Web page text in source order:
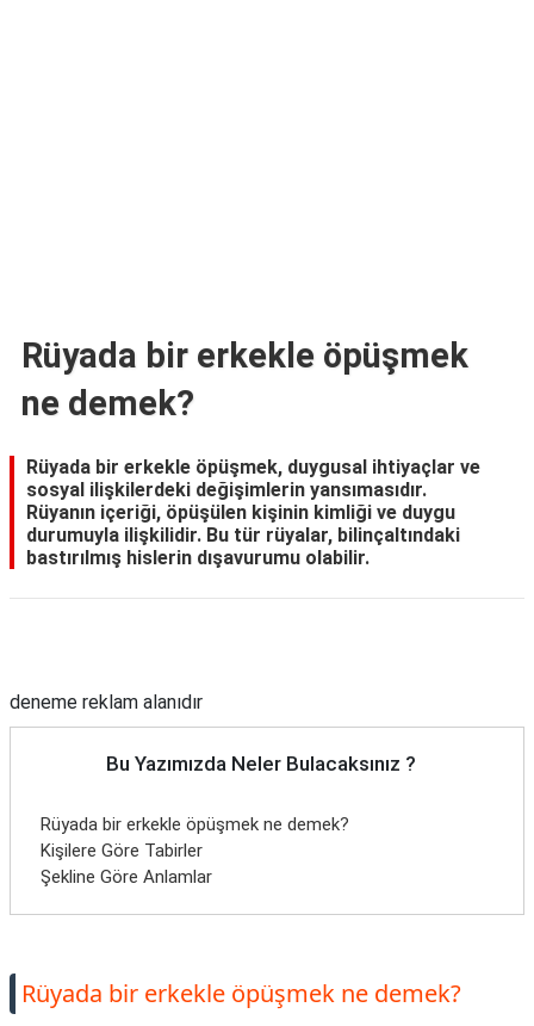
Rüyada bir erkekle öpüşmek
ne demek?
Rüyada bir erkekle öpüşmek, duygusal ihtiyaçlar ve
sosyal ilişkilerdeki değişimlerin yansımasıdır.
Rüyanın içeriği, öpüşülen kişinin kimliği ve duygu
durumuyla ilişkilidir. Bu tür rüyalar, bilinçaltındaki
bastırılmış hislerin dışavurumu olabilir.
deneme reklam alanıdır
Bu Yazımızda Neler Bulacaksınız ?
Rüyada bir erkekle öpüşmek ne demek?
Kişilere Göre Tabirler
Şekline Göre Anlamlar
Rüyada bir erkekle öpüşmek ne demek?